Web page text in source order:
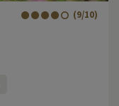
(9/10)